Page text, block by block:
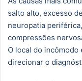
salto alto, excesso
neuropatia
compressões
O local do incômodo
direcionar o